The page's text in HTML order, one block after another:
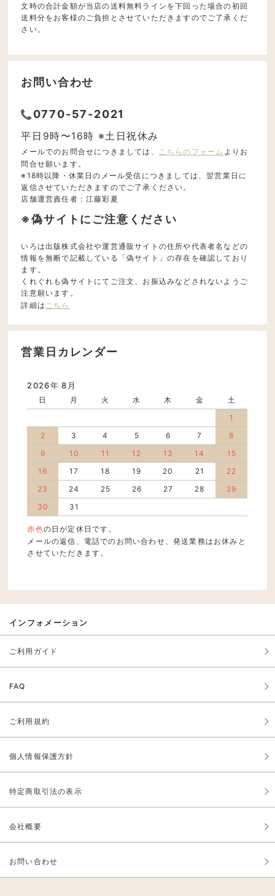
文時の合計金額が当店の送料無料ラインを下回った場合の初回
送料分をお客様のご負担とさせていただきますのでご了承くだ
さい。
お問い合わせ
0770-57-2021
平日9時〜16時 ※土日祝休み
メールでのお問合せにつきましては、 こちらのフォーム よりお
問合せ願います。
※18時以降・休業日のメール受信につきましては、翌営業日に
返信させていただきますのでご了承ください。
店舗運営責任者：江藤彩夏
※偽サイトにご注意ください
いろは出版株式会社や運営通販サイトの住所や代表者名などの
情報を無断で記載している「偽サイト」の存在を確認しており
ます。
くれぐれも偽サイトにてご注文、お振込みなどされないようご
注意願います。
詳細は こちら
営業日カレンダー
2026年 8月
日 月 火 水 木 金
土
1
2
3 4 5 6 7
8
9
10 11 12 13 14
15
16
17 18 19 20 21
22
23
24 25 26 27 28
29
30
31
赤色の日が定休日です。
メールの返信、電話でのお問い合わせ、発送業務はお休みと
させていただきます。
インフォメーション
ご利用ガイド
FAQ
ご利用規約
個人情報保護方針
特定商取引法の表示
会社概要
お問い合わせ